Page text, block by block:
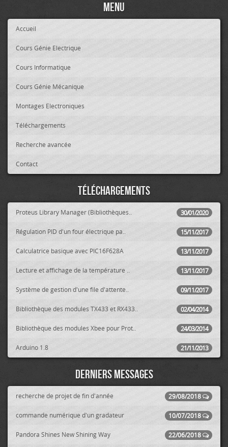
Menu
Accueil
Cours Génie Electrique
Cours Informatique
Cours Génie Mécanique
Montages Electroniques
Téléchargements
Recherche avancée
Contact
Téléchargements
30/01/2020
Proteus Library Manager (Bibliothèques..
15/11/2017
Régulation PID d'un four électrique pa..
13/11/2017
Calculatrice basique avec PIC16F628A
13/11/2017
Lecture et affichage de la température ..
09/11/2017
Système de gestion d'une file d'attente..
02/04/2014
Bibliothèque des modules TX433 et RX433..
24/03/2014
Bibliothèque des modules Xbee pour Prot..
21/11/2013
Arduino 1.8
Derniers messages
29/08/2018
recherche de projet de fin d'année
10/07/2018
commande numérique d'un gradateur
22/06/2018
Pandora Shines New Shining Way